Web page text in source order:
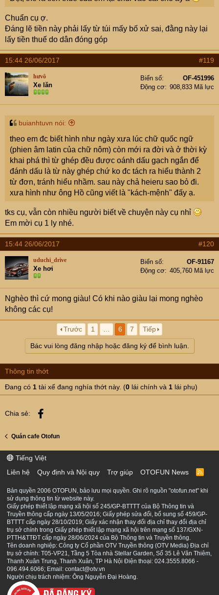
Chuẩn cụ ợ.
Đáng lẽ tiền này phải lấy từ túi mấy bố xử sai, đằng này lại
lấy tiền thuế do dân đóng góp
15:44 26/06/2017 #119
hưvô
Xe lăn
Biển số
OF-451996
Động cơ
908,833 Mã lực
buianhtuvn nói:
theo em đc biết hình như ngày xưa lúc chữ quốc ngữ
(phien âm latin của chữ nôm) còn mới ra đời và ở thời kỳ
khai phá thì từ ghép đều được oánh dấu gạch ngắn để
đánh dấu là từ này ghép chứ ko đc tách ra hiểu thành 2
từ đơn, tránh hiểu nhầm. sau này chả heieru sao bỏ đi.
xưa hình như ông Hồ cũng viết là "kách-mệnh" đấy ạ.
tks cụ, vẫn còn nhiều người biết về chuyện này cụ nhỉ
Em mời cụ 1 ly nhé.
15:44 26/06/2017 #120
uduchi_drive
Xe hơi
Biển số
OF-91167
Động cơ
405,760 Mã lực
Nghèo thì cứ mong giàu! Có khi nào giàu lại mong nghèo
không các cụ!
Trước 1 6 7 Tiếp
Bác vui lòng đăng nhập hoặc đăng ký để bình luận.
Thông tin thớt
Đang có 1 tài xế đang nghía thớt này. (0 lái chính và 1 lái phụ)
Chia sẻ:
Quán cafe Otofun
Tiếng Việt
Liên hệ
Quy định và Nội quy Trợ giúp OTOFUN News
R
S
Bản quyền 2006 OTOFUN, bảo lưu mọi quyền. Ghi rõ nguồn "otofun.net" khi
sử dụng thông tin từ website này.
Giấy phép thiết lập mạng xã hội số 245/GP-BTTTT của Bộ Thông tin và
Truyền thông cấp ngày 13/05/2016; Giấy phép sửa đổi, bổ sung số 459/GP-
BTTTT cấp ngày 28/10/2019; Giấy xác nhận thay đổi địa chỉ thay đổi địa chỉ
trụ sở chính trong Giấy phép thiết lập mạng xã hội trên mạng số 137/GXN-
PTTH&TTĐT cấp ngày 28/06/2024 của Bộ Thông tin và Truyền thông.
Tên doanh nghiệp: Công ty Cổ phần OTV Truyền thông (OTV Media) Địa chỉ
trụ sở chính: T05-VP21, Tầng 5 Tòa nhà Stellar Garden, Số 35 Lê Văn Thiêm,
Thanh Xuân Trung, Thanh Xuân, TP Hà Nội Điện thoại: 024.3555.8066 -
096.494.6066; Email: contact@otv.vn
Người chịu trách nhiệm: Ông Nguyễn Đại Hoàng.